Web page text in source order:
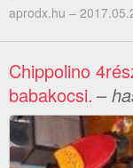
aprodx.hu –
Chippolino
babakocsi. –